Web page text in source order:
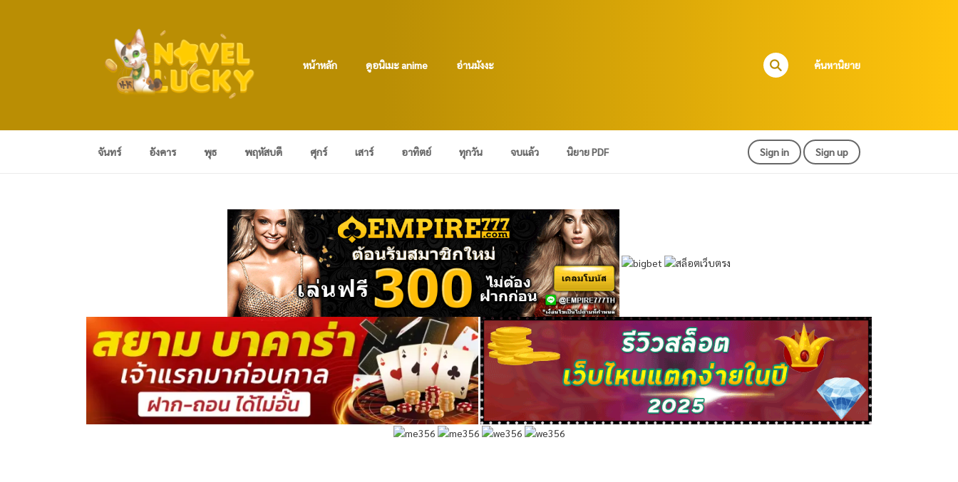
หน้าหลัก ดูอนิเมะ anime อ่านมังงะ ค้นหานิยาย
จันทร์ อังคาร พุธ พฤหัสบดี ศุกร์ เสาร์ อาทิตย์ ทุกวัน จบแล้ว นิยาย PDF Sign in Sign up